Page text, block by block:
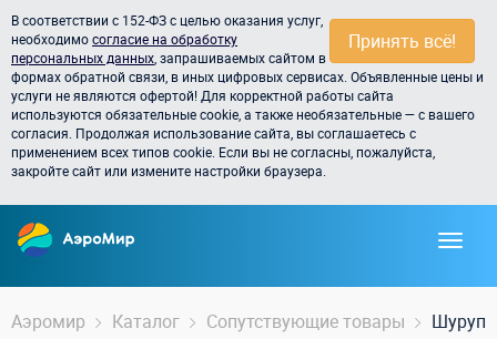
Принять всё!
В соответствии с 152-ФЗ с целью оказания услуг,
необходимосогласие на обработку
персональных данных , запрашиваемых сайтом в
формах обратной связи, в иных цифровых сервисах. Объявленные цены и
услуги не являются офертой! Для корректной работы сайта
используются обязательные cookie, а также необязательные — с вашего
согласия. Продолжая использование сайта, вы соглашаетесь с
применением всех типов cookie. Если вы не согласны, пожалуйста,
закройте сайт или измените настройки браузера.
Аэромир Каталог Сопутствующие товары Шуруп